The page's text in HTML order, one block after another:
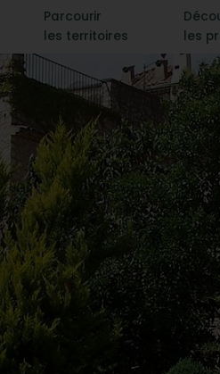
Parcourir
les territoires
les